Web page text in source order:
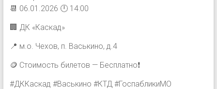
📆 06.01.2026 🕛 14:00
🏢 ДК «Каскад»
📍 м.о. Чехов, п. Васькино, д.4
🪙 Стоимость билетов — Бесплатно❗️
#ДККаскад #Васькино #КТД #ГоспабликиМО